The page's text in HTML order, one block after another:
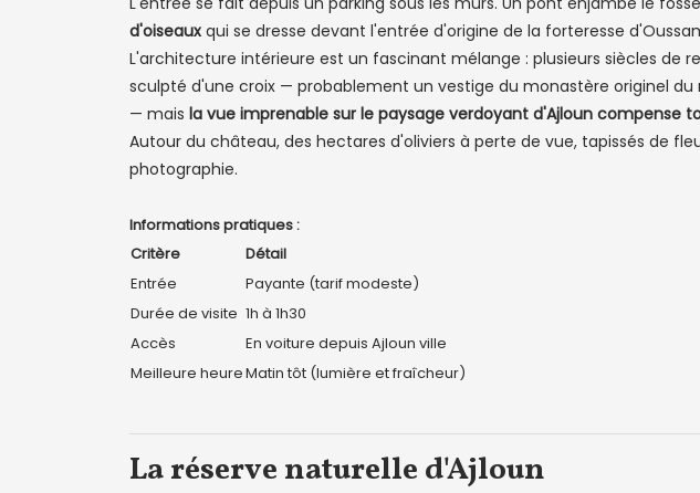
d'oiseaux qui se dresse devant l'entrée d'origine de la forteresse
L'architecture intérieure est un fascinant mélange : plusieurs siècles
sculpté d'une croix — probablement un vestige du monastère originel
— mais la vue imprenable sur le paysage verdoyant d'Ajloun compense
Autour du château, des hectares d'oliviers à perte de vue, tapissés de
photographie.
Informations pratiques :
Critère
Détail
Entrée
Payante (tarif modeste)
Durée de visite 1h à 1h30
Accès
En voiture depuis Ajloun ville
Meilleure heureMatin tôt (lumière et fraîcheur)
La réserve naturelle d'Ajloun